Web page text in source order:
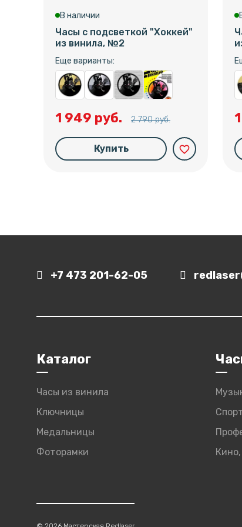
В наличии
Часы с подсветкой "Хоккей"
из винила, №2
Еще варианты:
1 949 руб. 2 790 руб.
Купить favorite_border
+7 473 201-62-05
Каталог
Часы из винила
Ключницы
Медальницы
Фоторамки